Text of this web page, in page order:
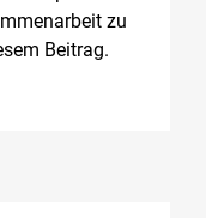
zu
Beitrag.